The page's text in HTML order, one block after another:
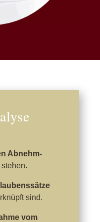
Abnehm-
sind.
vom